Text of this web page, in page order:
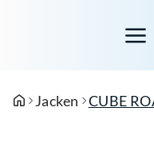
Jacken CUBE